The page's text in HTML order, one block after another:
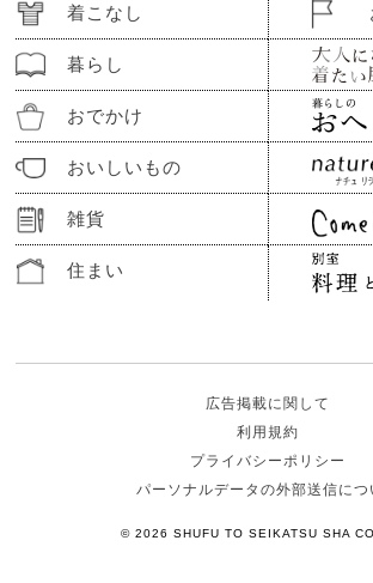
着こなし
暮らし
おでかけ
おいしいもの
雑貨
住まい
広告掲載に関して
利用規約
プライバシーポリシー
パーソナルデータの外部送信につ
© 2026 SHUFU TO SEIKATSU SHA